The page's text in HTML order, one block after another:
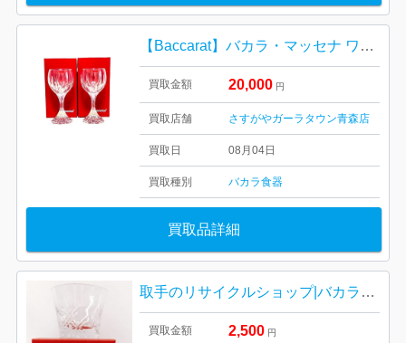
【Baccarat】バカラ・マッセナ ワイングラス・ブランド食器・インテリア
買取金額 20,000 円
買取店舗 さすがやガーラタウン青森店
買取日 08月04日
買取種別 バカラ食器
買取品詳細
取手のリサイクルショップ|バカラのロックグラスおまとめの買い取り| 我孫子市湖北台
買取金額 2,500 円